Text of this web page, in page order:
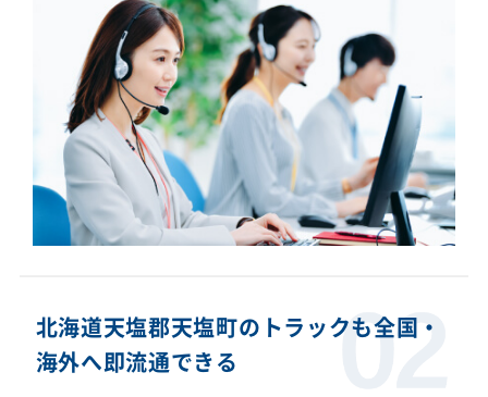
北海道天塩郡天塩町のトラックも全国・
海外へ即流通できる